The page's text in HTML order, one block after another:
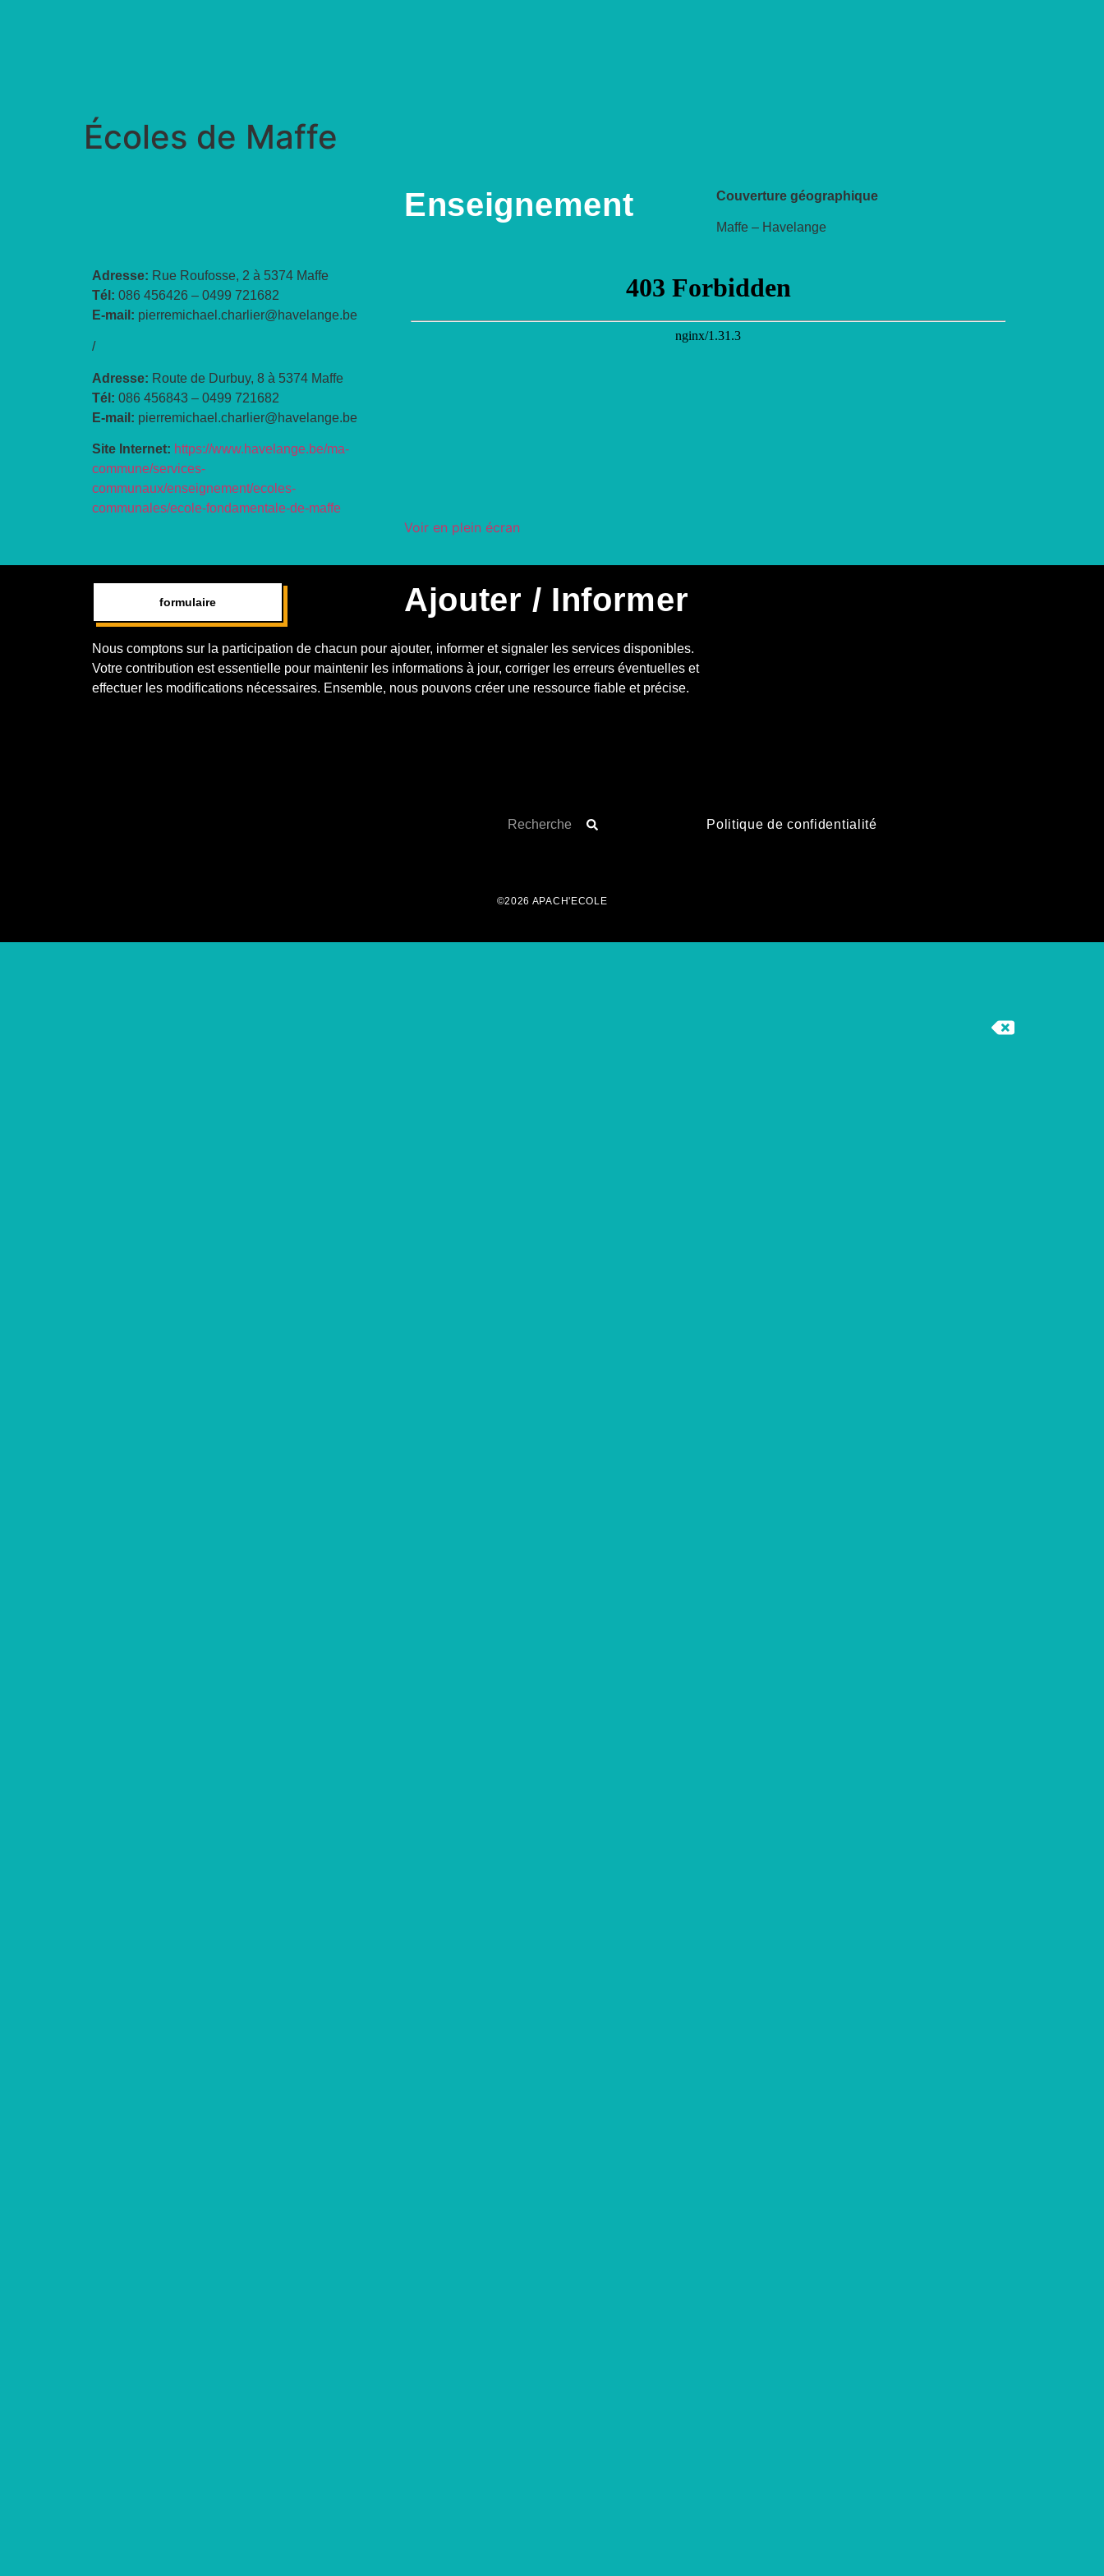
Écoles de Maffe
Enseignement Couverture géographique
Maffe – Havelange
Adresse: Rue Roufosse, 2 à 5374 Maffe
Tél: 086 456426 – 0499 721682
E-mail: pierremichael.charlier@havelange.be
/
Adresse: Route de Durbuy, 8 à 5374 Maffe
Tél: 086 456843 – 0499 721682
E-mail: pierremichael.charlier@havelange.be
Site Internet: https://www.havelange.be/ma-
commune/services-
communaux/enseignement/ecoles-
communales/ecole-fondamentale-de-maffe
Voir en plein écran
formulaire Ajouter / Informer
Nous comptons sur la participation de chacun pour ajouter, informer et signaler les services disponibles.
Votre contribution est essentielle pour maintenir les informations à jour, corriger les erreurs éventuelles et
effectuer les modifications nécessaires. Ensemble, nous pouvons créer une ressource fiable et précise.
Politique de confidentialité
©2026 APACH'ECOLE